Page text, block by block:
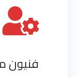
فنيون